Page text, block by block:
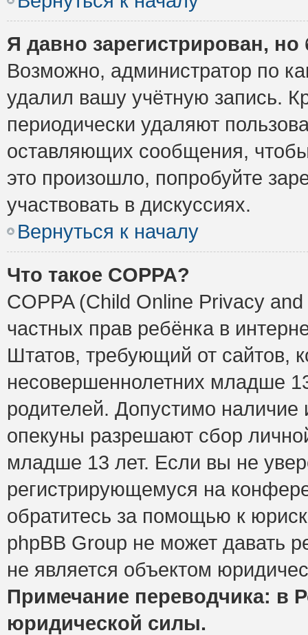
Я давно зарегистрирован,
Возможно, администратор по
удалил вашу учётную запись.
периодически удаляют
оставляющих сообщения,
это произошло, попробуйте
участвовать в дискуссиях.
Вернуться к началу
Что такое COPPA?
COPPA (Child Online Privacy
частных прав ребёнка в
Штатов, требующий от сайтов,
несовершеннолетних младше
родителей. Допустимо наличие
опекуны разрешают сбор
младше 13 лет. Если вы не
регистрирующемуся на
обратитесь за помощью к
phpBB Group не может давать
не является объектом
Примечание переводчика: в
юридической силы.